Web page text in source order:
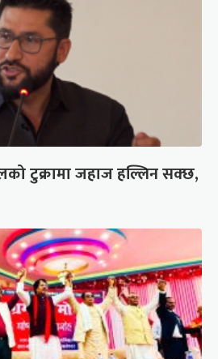
टुक्रामा जहाज हल्लिन सक्छ,